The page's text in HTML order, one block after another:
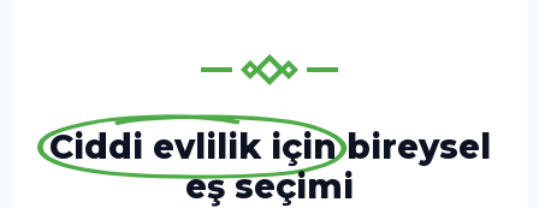
Ciddi evlilik için bireysel
eş seçimi